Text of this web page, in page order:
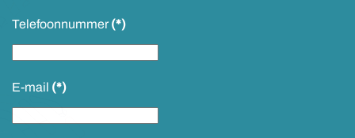
Telefoonnummer (*)
E-mail (*)